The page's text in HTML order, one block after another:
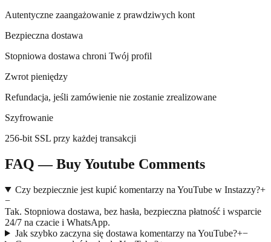
Autentyczne zaangażowanie z prawdziwych kont
Bezpieczna dostawa
Stopniowa dostawa chroni Twój profil
Zwrot pieniędzy
Refundacja, jeśli zamówienie nie zostanie zrealizowane
Szyfrowanie
256-bit SSL przy każdej transakcji
FAQ — Buy Youtube Comments
Czy bezpiecznie jest kupić komentarzy na YouTube w Instazzy?+
−
Tak. Stopniowa dostawa, bez hasła, bezpieczna płatność i wsparcie
24/7 na czacie i WhatsApp.
Jak szybko zaczyna się dostawa komentarzy na YouTube?+−